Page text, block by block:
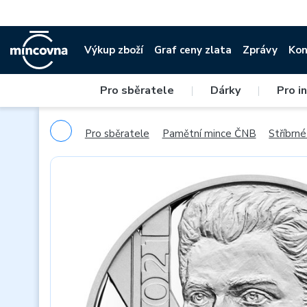
Výkup zboží Graf ceny zlata Zprávy
Pro sběratele | Dárky | Pro
Pro sběratele Pamětní mince ČNB